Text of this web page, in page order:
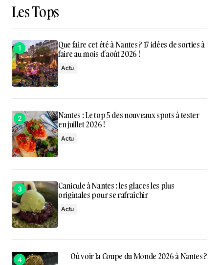
Les Tops
Que faire cet été à Nantes ? 17 idées de sorties à
faire au mois d’août 2026 !
Actu
Nantes : Le top 5 des nouveaux spots à tester
en juillet 2026 !
Actu
Canicule à Nantes : les glaces les plus
originales pour se rafraîchir
Actu
Où voir la Coupe du Monde 2026 à Nantes ?